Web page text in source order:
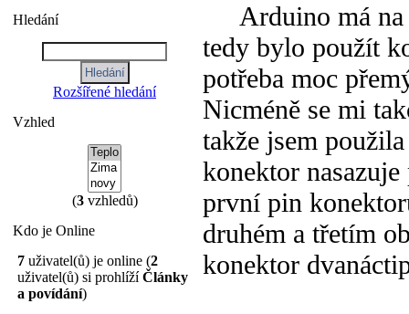
Hledání
Rozšířené hledání
Vzhled
(3vzhledů)
Kdo je Online
7 uživatel(ů) je online (2
uživatel(ů) si prohlížíČlánky
a povídání)
Arduino má na
tedy bylo použít
potřeba moc
Nicméně se mi
takže jsem
konektor
první pin
druhém a třetím
konektor